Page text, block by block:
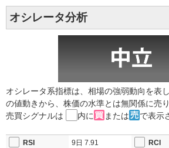
円、経常利益は2,260億円、親会社株主に帰属
円を計画する。前回予想比で営業利益は12.9％
点を高く評価する見方が多い。特にデータセ
設など成長分野の需要を取り込めていること
を示唆する材料である。一方、海外開発案件の
な変動要因として意識されよう。
2025/11/11 15:44
【上方修正】通期経
円 配当112円→132円
オシレータ分析
オシレータ系指標は、相場の強弱動向を表
の値動きから、株価の水準とは無関係に売
売買シグナルは
内に または で表示
RSI 9日 7.91 RCI